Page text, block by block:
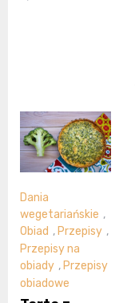
Dania
wegetariańskie ,
Obiad ,Przepisy ,
Przepisy na
obiady , Przepisy
obiadowe